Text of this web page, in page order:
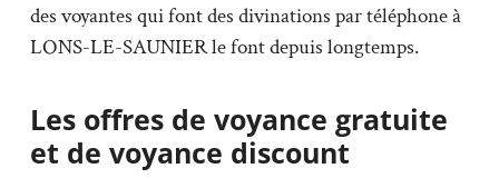
des voyantes qui font des divinations par téléphone à
LONS-LE-SAUNIER le font depuis longtemps.
Les offres de voyance gratuite
et de voyance discount